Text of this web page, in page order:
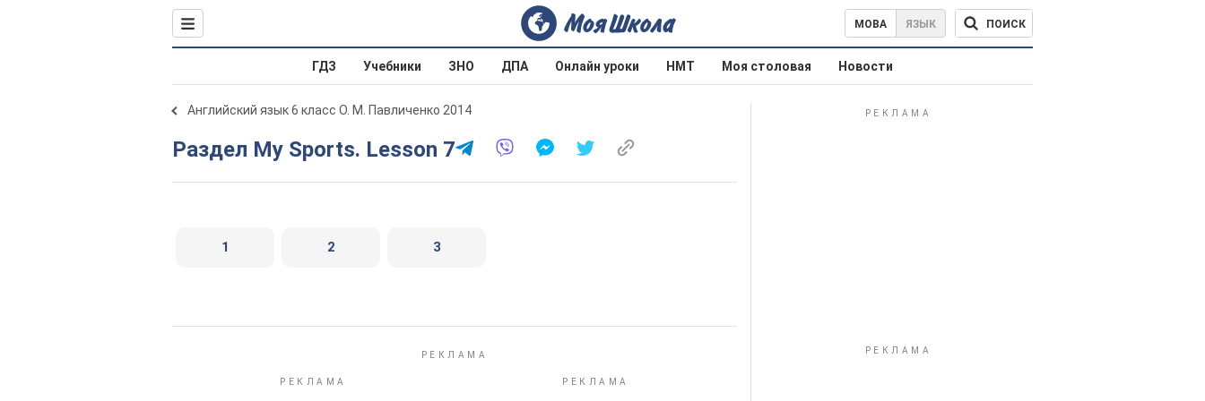
МОВА ЯЗЫК ПОИСК
ГДЗ Учебники ЗНО ДПА Онлайн уроки НМТ Моя столовая Новости
Английский язык 6 класс О. М. Павличенко 2014
Раздел My Sports. Lesson 7
1 2 3